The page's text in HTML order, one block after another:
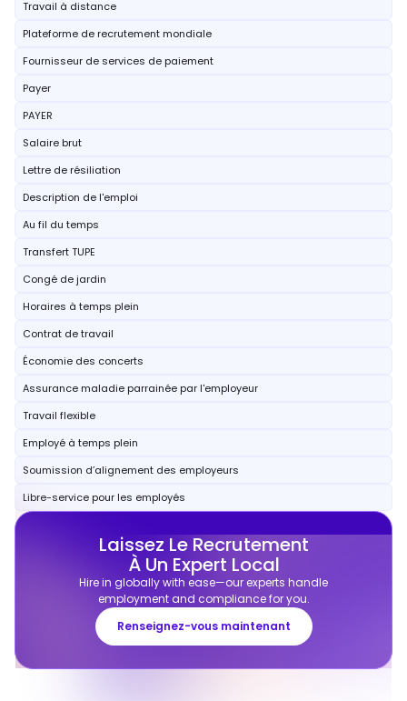
Travail à distance
Plateforme de recrutement mondiale
Fournisseur de services de paiement
Payer
PAYER
Salaire brut
Lettre de résiliation
Description de l'emploi
Au fil du temps
Transfert TUPE
Congé de jardin
Horaires à temps plein
Contrat de travail
Économie des concerts
Assurance maladie parrainée par l'employeur
Travail flexible
Employé à temps plein
Soumission d’alignement des employeurs
Libre-service pour les employés
Laissez Le Recrutement
À Un Expert Local
Hire in globally with ease—our experts handle
employment and compliance for you.
Renseignez-vous maintenant